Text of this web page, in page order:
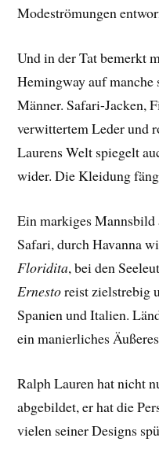
Modeströmungen
Und in der Tat bemerkt
Hemingway auf
Männer. Safari-Jacken,
verwittertem Leder und
Laurens Welt spiegelt
wider. Die Kleidung
Ein markiges
Safari, durch Havanna
Floridita, bei den
Ernestoreist zielstrebig
Spanien und Italien.
ein manierliches
Ralph Lauren hat nicht
abgebildet, er hat die
vielen seiner Designs